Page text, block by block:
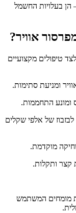
בעלויות החשמל
אוויר?
טיפולים מקצועיים
ומניעת סתימות.
ומונע התחממות.
של אלפי שקלים
מוקדמת.
קצר ותקלות.
מומחים המשתמש